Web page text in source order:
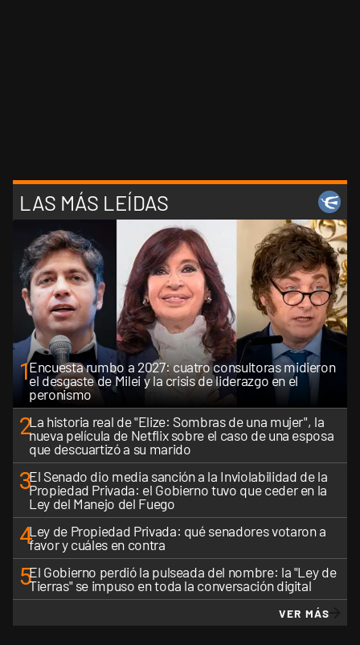
LAS MÁS LEÍDAS
1Encuesta rumbo a 2027: cuatro consultoras midieron
el desgaste de Milei y la crisis de liderazgo en el
peronismo
2La historia real de "Elize: Sombras de una mujer", la
nueva película de Netflix sobre el caso de una esposa
que descuartizó a su marido
3El Senado dio media sanción a la Inviolabilidad de la
Propiedad Privada: el Gobierno tuvo que ceder en la
Ley del Manejo del Fuego
4Ley de Propiedad Privada: qué senadores votaron a
favor y cuáles en contra
5El Gobierno perdió la pulseada del nombre: la "Ley de
Tierras" se impuso en toda la conversación digital
VER MÁS